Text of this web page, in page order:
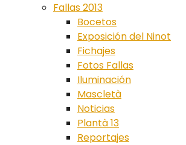
Fallas 2013
Bocetos
Exposición del Ninot
Fichajes
Fotos Fallas
Iluminación
Mascletà
Noticias
Plantà 13
Reportajes